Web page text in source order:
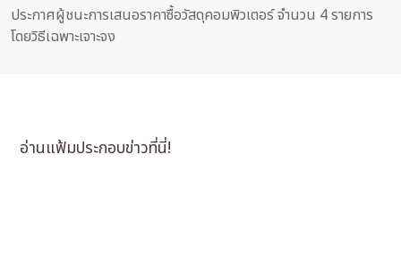
ประกาศผู้ชนะการเสนอราคาซื้อวัสดุคอมพิวเตอร์ จำนวน 4 รายการ
โดยวิธีเฉพาะเจาะจง
อ่านแฟ้มประกอบข่าวที่นี่!